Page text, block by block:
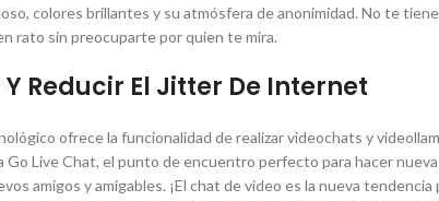
colores brillantes y su atmósfera de anonimidad. No te
rato sin preocuparte por quien te mira.
Reducir El Jitter De Internet
ofrece la funcionalidad de realizar videochats y
Go Live Chat, el punto de encuentro perfecto para hacer
amigos y amigables. ¡El chat de video es la nueva